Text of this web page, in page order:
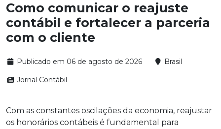
Como comunicar o reajuste
contábil e fortalecer a parceria
com o cliente
Publicado em 06 de agosto de 2026 Brasil
Jornal Contábil
Com as constantes oscilações da economia, reajustar
os honorários contábeis é fundamental para